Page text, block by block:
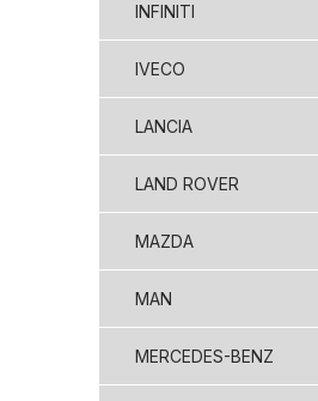
INFINITI
IVECO
LANCIA
LAND ROVER
MAZDA
MAN
MERCEDES-BENZ